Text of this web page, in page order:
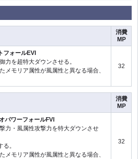
消費
MP
フォールEVI
力を超特大ダウンさせる。
メモリア属性が風属性と異なる場合、
32
消費
MP
パワーフォールFVI
力・風属性攻撃力を特大ダウンさせ
。
メモリア属性が風属性と異なる場合、
32